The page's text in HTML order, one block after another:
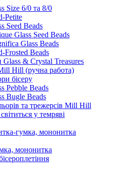
Size 6/0 та 8/0
Petite
Seed Beads
Glass Seed Beads
Glass Beads
Frosted Beads
& Crystal Treasures
Hill (ручна работа)
бісеру
Pebble Beads
Bugle Beads
та трежерсів Mill Hill
у темряві
гумка, мононитка
мононитка